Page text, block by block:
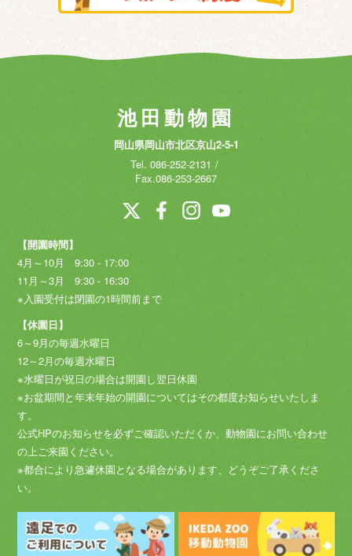
池田動物園
岡山県岡山市北区京山2-5-1
Tel. 086-252-2131
Fax.086-253-2667
【開園時間】
4月～10月 9:30 - 17:00
11月～3月 9:30 - 16:30
※入園受付は閉園の1時間前まで
【休園日】
6～9月の毎週水曜日
12～2月の毎週水曜日
※水曜日が祝日の場合は開園し翌日休園
※お盆期間と年末年始の開園についてはその都度お知らせいたしま
す。
公式HPのお知らせを必ずご確認いただくか、動物園にお問い合わせ
の上ご来園ください。
※都合により急遽休園となる場合があります、どうぞご了承くださ
い。